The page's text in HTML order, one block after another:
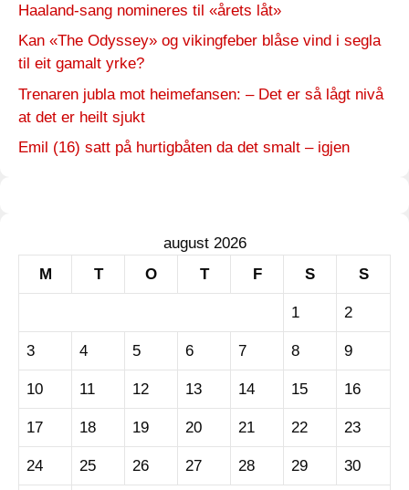
Haaland-sang nomineres til «årets låt»
Kan «The Odyssey» og vikingfeber blåse vind i segla
til eit gamalt yrke?
Trenaren jubla mot heimefansen: – Det er så lågt nivå
at det er heilt sjukt
Emil (16) satt på hurtigbåten da det smalt – igjen
august 2026
M
T O T F S S
1 2
3 4 5 6 7 8 9
10 11 12 13 14 15 16
17 18 19 20 21 22 23
24 25 26 27 28 29 30